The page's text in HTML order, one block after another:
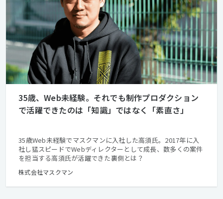
35歳、Web未経験。それでも制作プロダクション
で活躍できたのは「知識」ではなく「素直さ」
35歳Web未経験でマスクマンに入社した高須氏。2017年に入
社し猛スピードでWebディレクターとして成長、数多くの案件
を担当する高須氏が活躍できた裏側とは？
株式会社マスクマン